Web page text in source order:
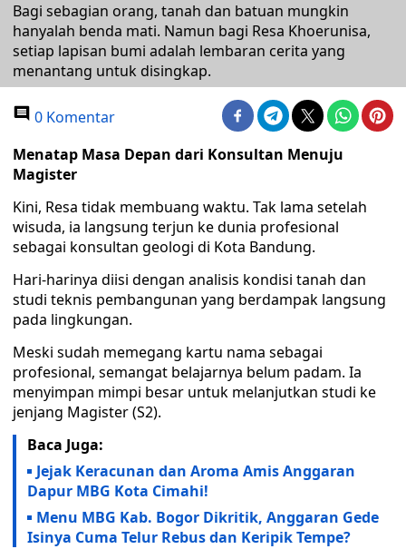
Bagi sebagian orang, tanah dan batuan mungkin
hanyalah benda mati. Namun bagi Resa Khoerunisa,
setiap lapisan bumi adalah lembaran cerita yang
menantang untuk disingkap.
0 Komentar
Menatap Masa Depan dari Konsultan Menuju
Magister
Kini, Resa tidak membuang waktu. Tak lama setelah
wisuda, ia langsung terjun ke dunia profesional
sebagai konsultan geologi di Kota Bandung.
Hari-harinya diisi dengan analisis kondisi tanah dan
studi teknis pembangunan yang berdampak langsung
pada lingkungan.
Meski sudah memegang kartu nama sebagai
profesional, semangat belajarnya belum padam. Ia
menyimpan mimpi besar untuk melanjutkan studi ke
jenjang Magister (S2).
Baca Juga:
Jejak Keracunan dan Aroma Amis Anggaran
Dapur MBG Kota Cimahi!
Menu MBG Kab. Bogor Dikritik, Anggaran Gede
Isinya Cuma Telur Rebus dan Keripik Tempe?